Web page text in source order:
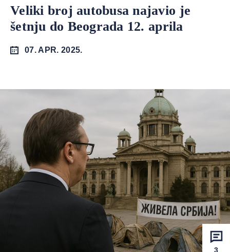
Veliki broj autobusa najavio je
šetnju do Beograda 12. aprila
07. APR. 2025.
3